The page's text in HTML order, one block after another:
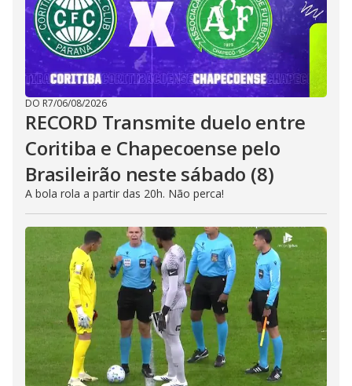
DO R7/06/08/2026
RECORD Transmite duelo entre
Coritiba e Chapecoense pelo
Brasileirão neste sábado (8)
A bola rola a partir das 20h. Não perca!